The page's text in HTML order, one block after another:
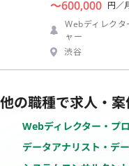
〜600,000 円／
Webディレク
ャー
渋谷
他の職種で求人・
Webディレクター・プ
データアナリスト・デ